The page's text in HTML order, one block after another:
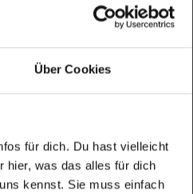
Über Cookies
für dich. Du hast vielleicht
hier, was das alles für dich
kennst. Sie muss einfach